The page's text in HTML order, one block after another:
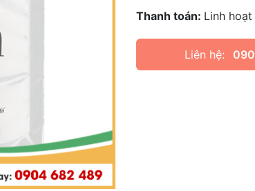
Thanh toán: Linh hoạt
Liên hệ: